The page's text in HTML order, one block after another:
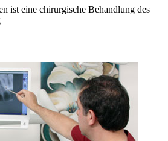
ist eine chirurgische Behandlung des